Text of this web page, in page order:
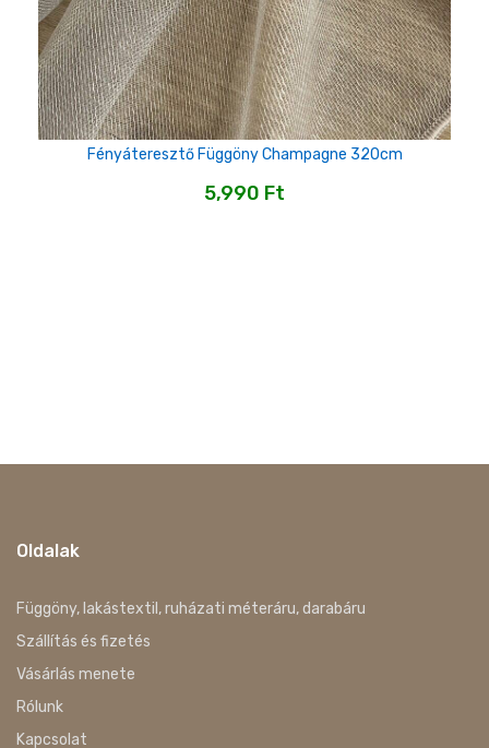
Fényáteresztő Függöny Champagne 320cm
5,990 Ft
Oldalak
Függöny, lakástextil, ruházati méteráru, darabáru
Szállítás és fizetés
Vásárlás menete
Rólunk
Kapcsolat